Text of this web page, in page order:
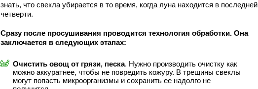
знать, что свекла убирается в то время, когда луна находится в последней
четверти.
Сразу после просушивания проводится технология обработки. Она
заключается в следующих этапах:
Очистить овощ от грязи, песка. Нужно производить очистку как
можно аккуратнее, чтобы не повредить кожуру. В трещины свеклы
могут попасть микроорганизмы и сохранить ее надолго не